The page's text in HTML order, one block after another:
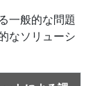
一般的な問題
なソリューシ